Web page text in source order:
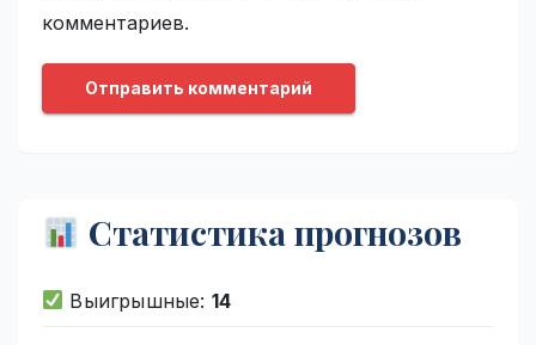
комментариев.
Статистика прогнозов
Выигрышные: 14